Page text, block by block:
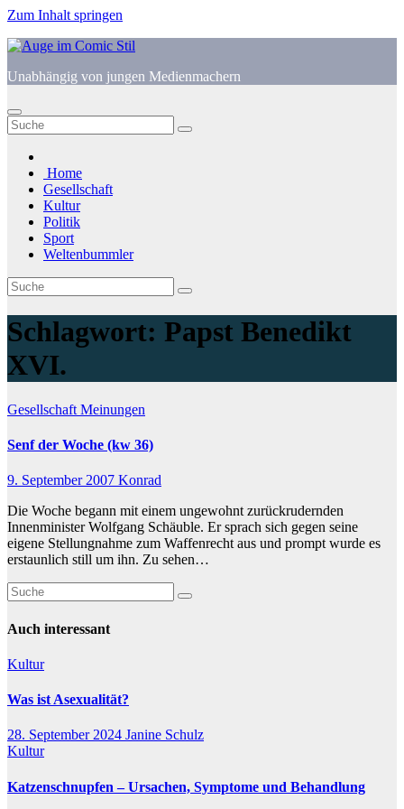
Zum Inhalt springen
Unabhängig von jungen Medienmachern
Home
Gesellschaft
Kultur
Politik
Sport
Weltenbummler
Schlagwort: Papst Benedikt
XVI.
Gesellschaft Meinungen
Senf der Woche (kw 36)
9. September 2007 Konrad
Die Woche begann mit einem ungewohnt zurückrudernden
Innenminister Wolfgang Schäuble. Er sprach sich gegen seine
eigene Stellungnahme zum Waffenrecht aus und prompt wurde es
erstaunlich still um ihn. Zu sehen…
Auch interessant
Kultur
Was ist Asexualität?
28. September 2024 Janine Schulz
Kultur
Katzenschnupfen – Ursachen, Symptome und Behandlung